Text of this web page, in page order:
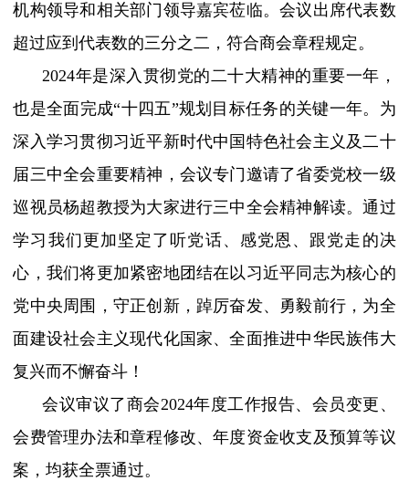
机构领导和相关部门领导嘉宾莅临。会议出席代表数
超过应到代表数的三分之二，符合商会章程规定。
2024年是深入贯彻党的二十大精神的重要一年，
也是全面完成“十四五”规划目标任务的关键一年。为
深入学习贯彻习近平新时代中国特色社会主义及二十
届三中全会重要精神，会议专门邀请了省委党校一级
巡视员杨超教授为大家进行三中全会精神解读。通过
学习我们更加坚定了听党话、感党恩、跟党走的决
心，我们将更加紧密地团结在以习近平同志为核心的
党中央周围，守正创新，踔厉奋发、勇毅前行，为全
面建设社会主义现代化国家、全面推进中华民族伟大
复兴而不懈奋斗！
会议审议了商会2024年度工作报告、会员变更、
会费管理办法和章程修改、年度资金收支及预算等议
案，均获全票通过。